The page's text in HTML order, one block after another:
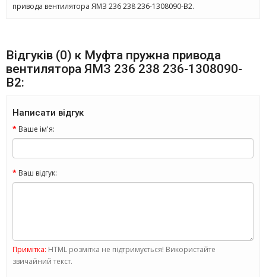
привода вентилятора ЯМЗ 236 238 236-1308090-В2.
Відгуків (0) к Муфта пружна привода
вентилятора ЯМЗ 236 238 236-1308090-
В2:
Написати відгук
Ваше ім'я:
Ваш відгук:
Примітка: HTML розмітка не підтримується! Використайте
звичайний текст.